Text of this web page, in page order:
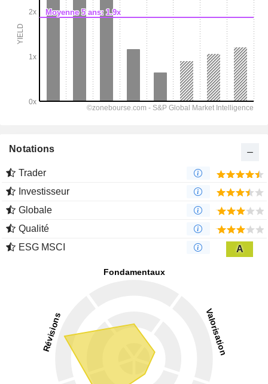
Notations
Trader
Investisseur
Globale
Qualité
ESG MSCI
A